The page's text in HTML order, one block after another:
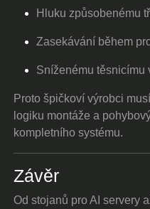
Hluku způsobenému
Zasekávání během
Sníženému těsnicímu
Proto špičkoví výrobci
logiku montáže a
kompletního systému.
Závěr
Od stojanů pro AI servery